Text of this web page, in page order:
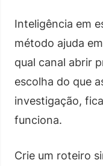
Inteligência em
método ajuda
qual canal abrir
escolha do que
investigação,
funciona.
Crie um roteiro